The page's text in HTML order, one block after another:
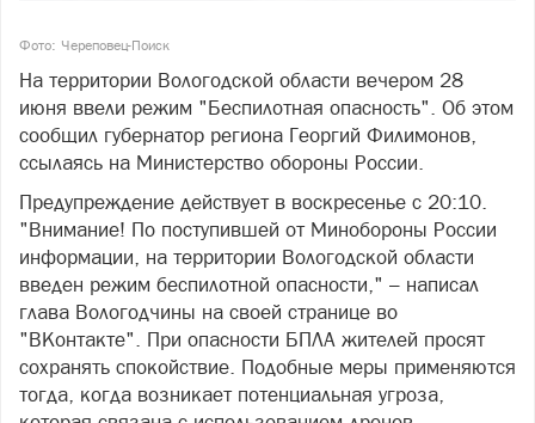
Фото: Череповец-Поиск
На территории Вологодской области вечером 28
июня ввели режим "Беспилотная опасность". Об этом
сообщил губернатор региона Георгий Филимонов,
ссылаясь на Министерство обороны России.
Предупреждение действует в воскресенье с 20:10.
"Внимание! По поступившей от Минобороны России
информации, на территории Вологодской области
введен режим беспилотной опасности," – написал
глава Вологодчины на своей странице во
"ВКонтакте". При опасности БПЛА жителей просят
сохранять спокойствие. Подобные меры применяются
тогда, когда возникает потенциальная угроза,